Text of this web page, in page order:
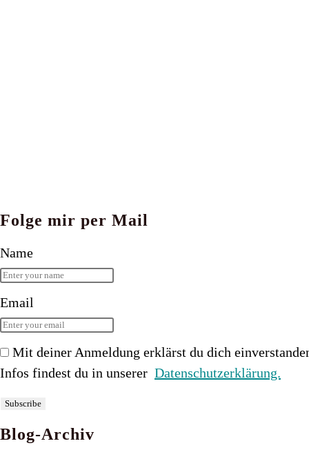
Folge mir per Mail
Name
Email
Mit deiner Anmeldung erklärst du dich
Infos findest du in unserer Datenschutzerklärung.
Blog-Archiv